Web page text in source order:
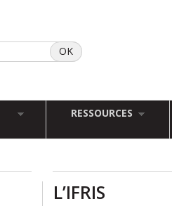
RESSOURCES
L’IFRIS